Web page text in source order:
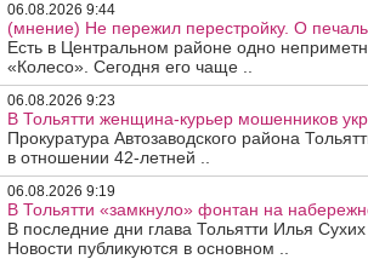
06.08.2026 9:44
(мнение) Не пережил перестройку. О
Есть в Центральном районе одно
«Колесо». Сегодня его чаще ..
06.08.2026 9:23
В Тольятти женщина-курьер мошенников
Прокуратура Автозаводского района
в отношении 42-летней ..
06.08.2026 9:19
В Тольятти «замкнуло» фонтан на
В последние дни глава Тольятти Илья
Новости публикуются в основном ..